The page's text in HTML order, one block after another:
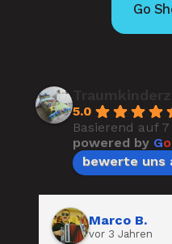
Go
5.0
Basierend auf
powered by Go
bewerte uns
Marco B.
vor 3 Jahren